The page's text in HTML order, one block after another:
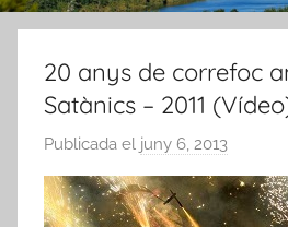
d'Ebre
20 anys de correfoc
Satànics – 2011
Publicada el juny 6, 2013
e
r